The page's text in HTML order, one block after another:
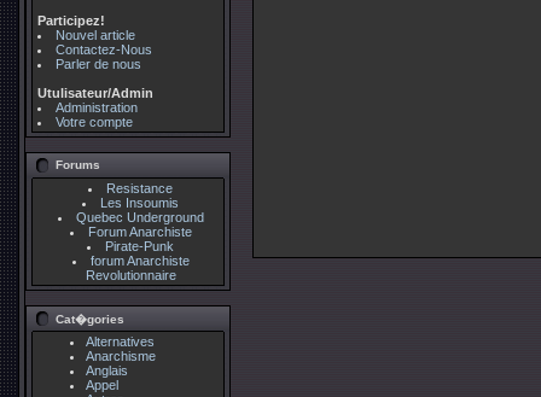
Participez!
Nouvel article
Contactez-Nous
Parler de nous
Utulisateur/Admin
Administration
Votre compte
Forums
Resistance
Les Insoumis
Quebec Underground
Forum Anarchiste
Pirate-Punk
forum Anarchiste
Revolutionnaire
Cat�gories
Alternatives
Anarchisme
Anglais
Appel